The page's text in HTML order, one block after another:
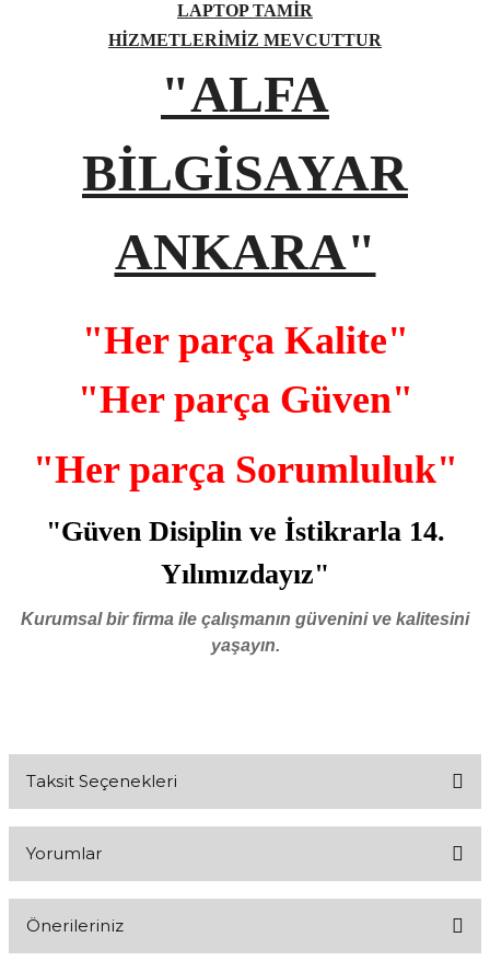
LAPTOP TAMİR
HİZMETLERİMİZ MEVCUTTUR
"ALFA
BİLGİSAYAR
ANKARA"
"Her parça Kalite"
"Her parça Güven"
"Her parça Sorumluluk"
"Güven Disiplin ve İstikrarla 14.
Yılımızdayız"
Kurumsal bir firma ile çalışmanın güvenini ve kalitesini
yaşayın.
Taksit Seçenekleri
Yorumlar
Önerileriniz